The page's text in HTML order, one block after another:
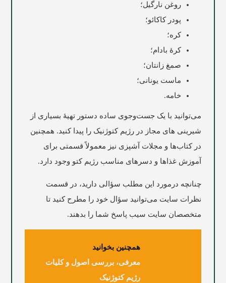
روغن نارگیل؛
پودر کاکائو؛
کره؛
کرۀ بادام؛
صمغ زانتان؛
ماست یونانی؛
خامه.
می‌توانید با یک جست‌وجوی ساده دستور تهیۀ بسیاری از
شیرینی های مجاز در رژیم کتوژنیک را پیدا کنید. همچنین
در کتاب‌ها و مجلات آشپزی نیز معمولاً قسمتی برای
آموزش غذاها و دسرهای مناسب رژیم کتو وجود دارد.
چنانچه درمورد این مطلب سؤالی دارید، در قسمت
نظرات سایت می‌توانید سؤال خود را مطرح کنید تا
متخصصان سایت سیب پاسخ شما را بدهند.
همچنین بخوانید
‌معرفی، بررسی اصول و کلیات
رژیم کتوژنیک